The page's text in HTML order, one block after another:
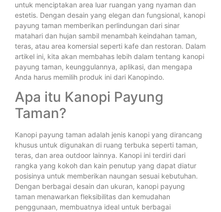
untuk menciptakan area luar ruangan yang nyaman dan
estetis. Dengan desain yang elegan dan fungsional, kanopi
payung taman memberikan perlindungan dari sinar
matahari dan hujan sambil menambah keindahan taman,
teras, atau area komersial seperti kafe dan restoran. Dalam
artikel ini, kita akan membahas lebih dalam tentang kanopi
payung taman, keunggulannya, aplikasi, dan mengapa
Anda harus memilih produk ini dari Kanopindo.
Apa itu Kanopi Payung
Taman?
Kanopi payung taman adalah jenis kanopi yang dirancang
khusus untuk digunakan di ruang terbuka seperti taman,
teras, dan area outdoor lainnya. Kanopi ini terdiri dari
rangka yang kokoh dan kain penutup yang dapat diatur
posisinya untuk memberikan naungan sesuai kebutuhan.
Dengan berbagai desain dan ukuran, kanopi payung
taman menawarkan fleksibilitas dan kemudahan
penggunaan, membuatnya ideal untuk berbagai